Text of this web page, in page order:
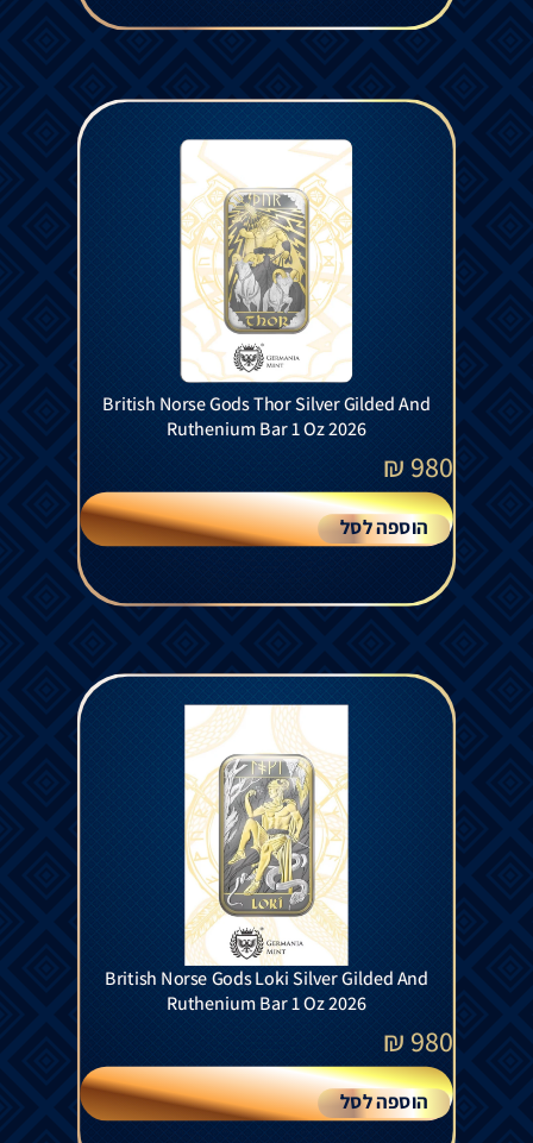
British Norse Gods Thor Silver Gilded And
Ruthenium Bar 1 Oz 2026
980
₪
הוספה לסל
British Norse Gods Loki Silver Gilded And
Ruthenium Bar 1 Oz 2026
980
₪
הוספה לסל